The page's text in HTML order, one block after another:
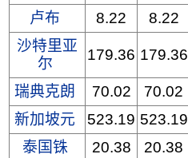
卢布 8.22 8.22
沙特里亚
尔
179.36 179.36
瑞典克朗 70.02 70.02
新加坡元
523.19 523.19
泰国铢
20.38 20.38